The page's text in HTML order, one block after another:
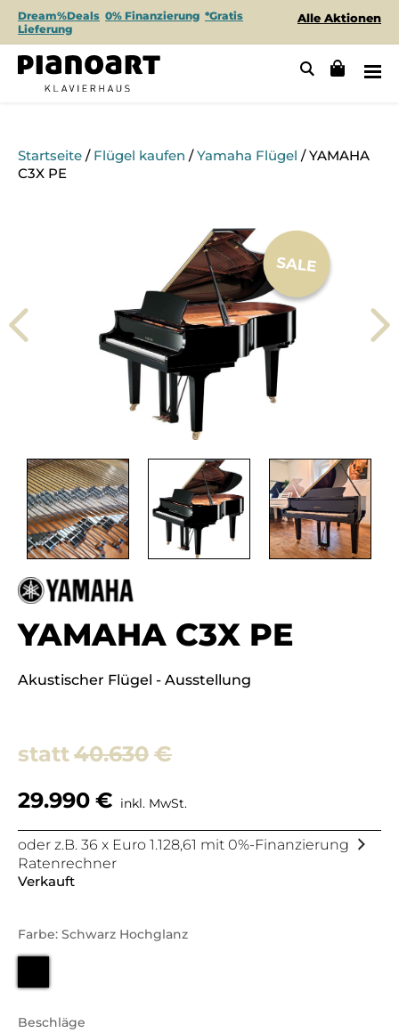
Dream%Deals 0% Finanzierung *Gratis
Lieferung
Alle Aktionen
Startseite / Flügel kaufen /Yamaha Flügel / YAMAHA
C3X PE
YAMAHA C3X PE
Akustischer Flügel - Ausstellung
40.630 €
29.990 € inkl. MwSt.
oder z.B. 36 x Euro 1.128,61 mit 0%-Finanzierung
Ratenrechner
Verkauft
Farbe: Schwarz Hochglanz
Beschläge